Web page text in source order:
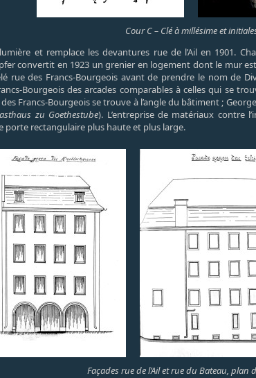
Cour C – Clé à millésime et
et remplace les devantures rue de l’Ail en 1901.
convertit en 1923 un grenier en logement dont le mur
rue des Francs-Bourgeois avant de prendre le nom de
Bourgeois des arcades comparables à celles qui se
Francs-Bourgeois se trouve à l’angle du bâtiment ;
zu Goethestube). L’entreprise de matériaux contre
porte rectangulaire plus haute et plus large.
Façades rue de l’Ail et rue du Bateau, plan